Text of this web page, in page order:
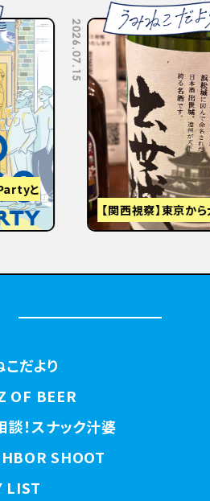
察】東京から大阪・京都へ
2026.07.10
だより
OF BEER
談！スナック汁婆
SHOOT
LIST